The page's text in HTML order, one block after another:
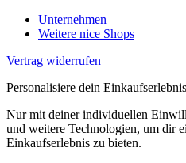
Unternehmen
Weitere nice Shops
Vertrag widerrufen
Personalisiere dein Einkaufserlebnis
Nur mit deiner individuellen
und weitere Technologien, um dir
Einkaufserlebnis zu bieten.